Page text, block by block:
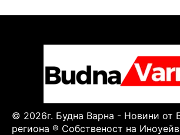
© 2026г. Будна Варна - Новини от
региона ® Собственост на